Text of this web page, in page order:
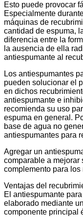
Esto puede provocar
Especialmente
máquinas de
cantidad de espuma,
diferencia entre la
la ausencia de ella
antiespumante al
Los antiespumantes
pueden solucionar el
en dichos
antiespumante e
recomienda su uso
espuma en general.
base de agua no
antiespumantes para
Agregar un
comparable a mejorar
complemento para
Ventajas del
El antiespumante
elaborado mediante
componente principal